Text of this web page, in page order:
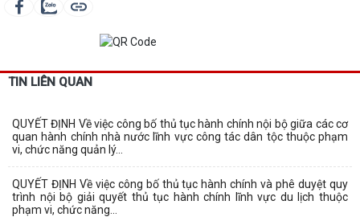
TIN LIÊN QUAN
QUYẾT ĐỊNH Về việc công bố thủ tục hành chính nội bộ giữa các cơ
quan hành chính nhà nước lĩnh vực công tác dân tộc thuộc phạm
vi, chức năng quản lý...
QUYẾT ĐỊNH Về việc công bố thủ tục hành chính và phê duyệt quy
trình nội bộ giải quyết thủ tục hành chính lĩnh vực du lịch thuộc
phạm vi, chức năng...